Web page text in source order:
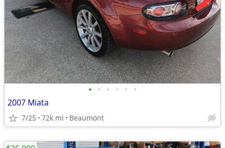
• • • • • •
2007 Miata
7/25 72k mi Beaumont